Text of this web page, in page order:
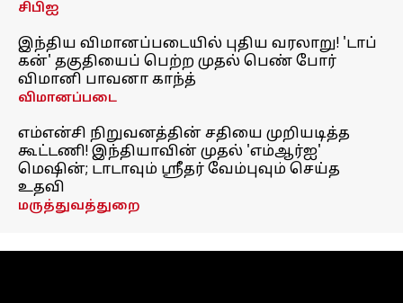
சிபிஐ
இந்திய விமானப்படையில் புதிய வரலாறு! 'டாப்
கன்' தகுதியைப் பெற்ற முதல் பெண் போர்
விமானி பாவனா காந்த்
விமானப்படை
எம்என்சி நிறுவனத்தின் சதியை முறியடித்த
கூட்டணி! இந்தியாவின் முதல் 'எம்ஆர்ஐ'
மெஷின்; டாடாவும் ஸ்ரீதர் வேம்புவும் செய்த
உதவி
மருத்துவத்துறை